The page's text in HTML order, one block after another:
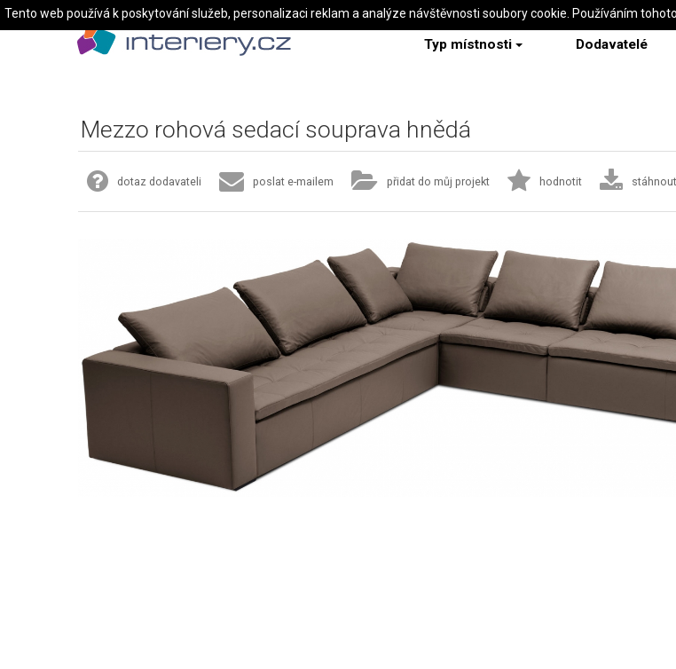
Typ místnosti Dodavatelé
Mezzo rohová sedací souprava hnědá
dotaz dodavateli poslat e-mailem přidat do můj projekt hodnotit
Tento web používá k poskytování služeb, personalizaci reklam a analýze návštěvnosti soubory cookie. Používáním